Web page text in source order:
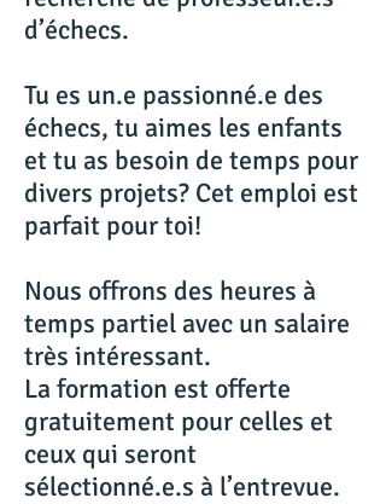
d’échecs.
Tu es un.e passionné.e des
échecs, tu aimes les enfants
et tu as besoin de temps pour
divers projets? Cet emploi est
parfait pour toi!
Nous offrons des heures à
temps partiel avec un salaire
très intéressant.
La formation est offerte
gratuitement pour celles et
ceux qui seront
sélectionné.e.s à l’entrevue.